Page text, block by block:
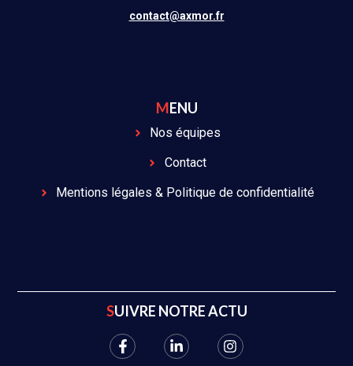
contact@axmor.fr
MENU
Nos équipes
Contact
Mentions légales & Politique de confidentialité
SUIVRE NOTRE ACTU